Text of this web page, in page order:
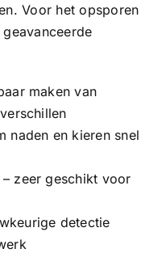
. Voor het opsporen
maken van
naden en kieren snel
– zeer geschikt voor
detectie